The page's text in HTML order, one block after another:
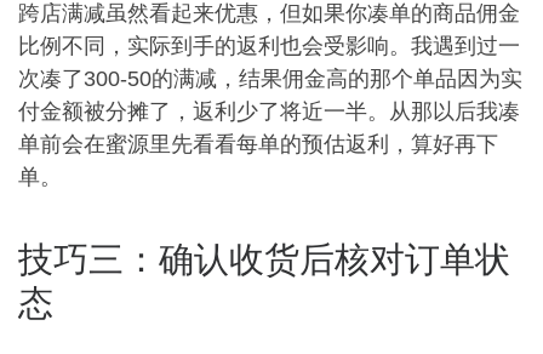
跨店满减虽然看起来优惠，但如果你凑单的商品佣金
比例不同，实际到手的返利也会受影响。我遇到过一
次凑了300-50的满减，结果佣金高的那个单品因为实
付金额被分摊了，返利少了将近一半。从那以后我凑
单前会在蜜源里先看看每单的预估返利，算好再下
单。
技巧三：确认收货后核对订单状
态